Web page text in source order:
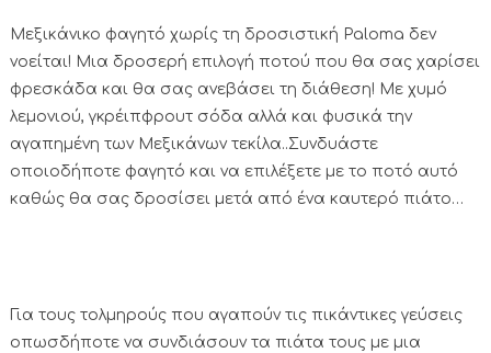
Μεξικάνικο φαγητό χωρίς τη δροσιστική Paloma δεν
νοείται! Μια δροσερή επιλογή ποτού που θα σας χαρίσει
φρεσκάδα και θα σας ανεβάσει τη διάθεση! Με χυμό
λεμονιού, γκρέιπφρουτ σόδα αλλά και φυσικά την
αγαπημένη των Μεξικάνων τεκίλα..Συνδυάστε
οποιοδήποτε φαγητό και να επιλέξετε με το ποτό αυτό
καθώς θα σας δροσίσει μετά από ένα καυτερό πιάτο…
Για τους τολμηρούς που αγαπούν τις πικάντικες γεύσεις
οπωσδήποτε να συνδιάσουν τα πιάτα τους με μια